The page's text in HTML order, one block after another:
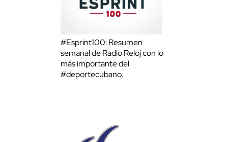
#Esprint100: Resumen
semanal de Radio Reloj con lo
más importante del
#deportecubano.